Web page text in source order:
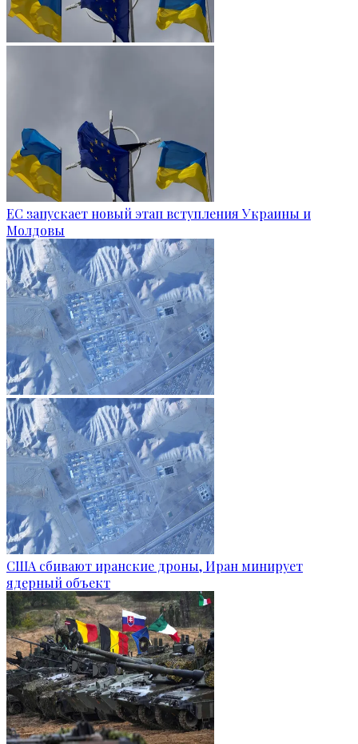
ЕС запускает новый этап вступления Украины и
Молдовы
США сбивают иранские дроны, Иран минирует
ядерный объект